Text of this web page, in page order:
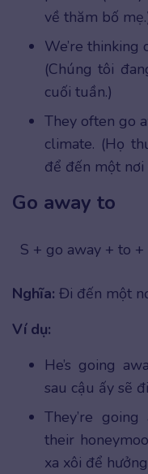
về thăm bố
We’re
(Chúng tôi
cuối tuần.)
They often go
climate. (Họ
để đến một nơi
Go away to
S + go away + to
Nghĩa: Đi đến một
Ví dụ:
He’s going
sau cậu ấy sẽ
They’re
their
xa xôi để